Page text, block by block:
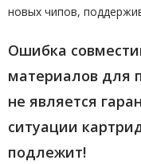
новых чипов,
Ошибка
материалов для
не является
ситуации
подлежит!